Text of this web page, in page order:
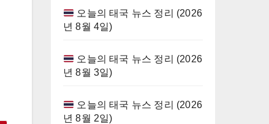
오늘의 태국 뉴스 정리 (2026
년 8월 4일)
오늘의 태국 뉴스 정리 (2026
년 8월 3일)
오늘의 태국 뉴스 정리 (2026
년 8월 2일)